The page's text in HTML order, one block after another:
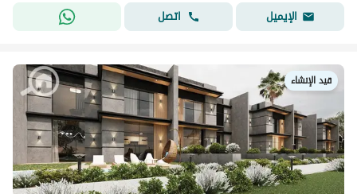
الإيميل
اتصل
قيد الإنشاء